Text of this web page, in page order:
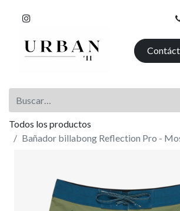
Todos los productos
Bañador billabong Reflection Pro -